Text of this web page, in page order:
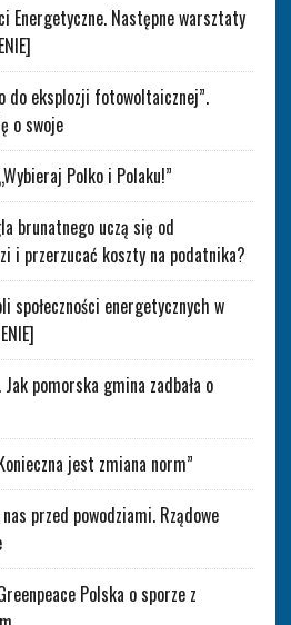
Energetyczne. Następne warsztaty
do eksplozji fotowoltaicznej”.
o swoje
Polko i Polaku!”
brunatnego uczą się od
i przerzucać koszty na podatnika?
społeczności energetycznych w
pomorska gmina zadbała o
jest zmiana norm”
przed powodziami. Rządowe
Polska o sporze z